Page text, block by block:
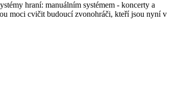
hraní: manuálním systémem - koncerty a
moci cvičit budoucí zvonohráči, kteří jsou nyní v